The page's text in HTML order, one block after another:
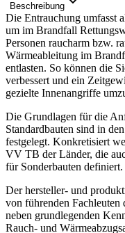
Beschreibung
Die Entrauchung umfasst
um im Brandfall
Personen raucharm bzw.
Wärmeableitung im
entlasten. So können die
verbessert und ein
gezielte Innenangriffe
Die Grundlagen für die
Standardbauten sind in
festgelegt. Konkretisiert
VV TB der Länder, die
für Sonderbauten definiert.
Der hersteller- und
von führenden
neben grundlegenden
Rauch- und